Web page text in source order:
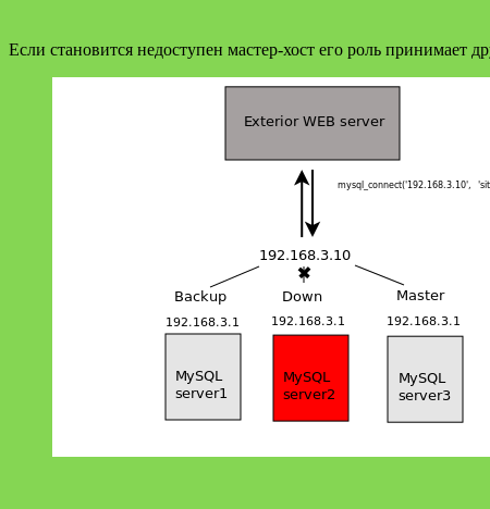
Если становится недоступен мастер-хост его роль принимает